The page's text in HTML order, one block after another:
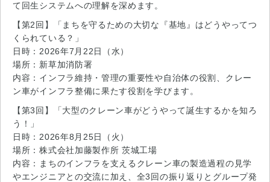
て回生システムへの理解を深めます。
【第2回】「まちを守るための大切な『基地』はどうやってつ
くられている？」
日時：2026年7月22日（水）
場所：新草加消防署
内容：インフラ維持・管理の重要性や自治体の役割、クレー
ン車がインフラ整備に果たす役割を学びます。
【第3回】「大型のクレーン車がどうやって誕生するかを知ろ
う！」
日時：2026年8月25日（火）
場所：株式会社加藤製作所 茨城工場
内容：まちのインフラを支えるクレーン車の製造過程の見学
やエンジニアとの交流に加え、全3回の振り返りとグループ発